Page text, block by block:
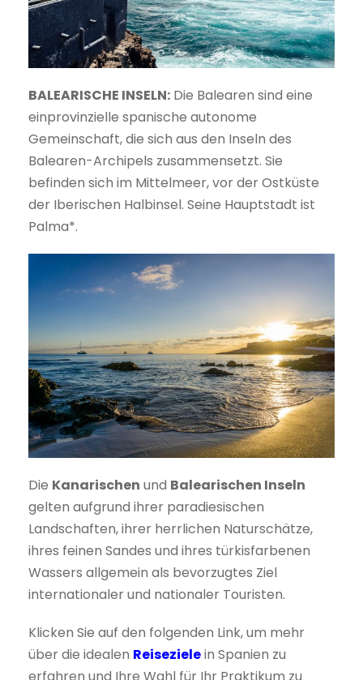
BALEARISCHE INSELN: Die Balearen sind eine
einprovinzielle spanische autonome
Gemeinschaft, die sich aus den Inseln des
Balearen-Archipels zusammensetzt. Sie
befinden sich im Mittelmeer, vor der Ostküste
der Iberischen Halbinsel. Seine Hauptstadt ist
Palma*.
Die Kanarischen und Balearischen Inseln
gelten aufgrund ihrer paradiesischen
Landschaften, ihrer herrlichen Naturschätze,
ihres feinen Sandes und ihres türkisfarbenen
Wassers allgemein als bevorzugtes Ziel
internationaler und nationaler Touristen.
Klicken Sie auf den folgenden Link, um mehr
über die idealen Reisezielein Spanien zu